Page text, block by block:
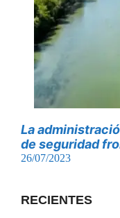
La
de seguridad
26/07/2023
RECIENTES